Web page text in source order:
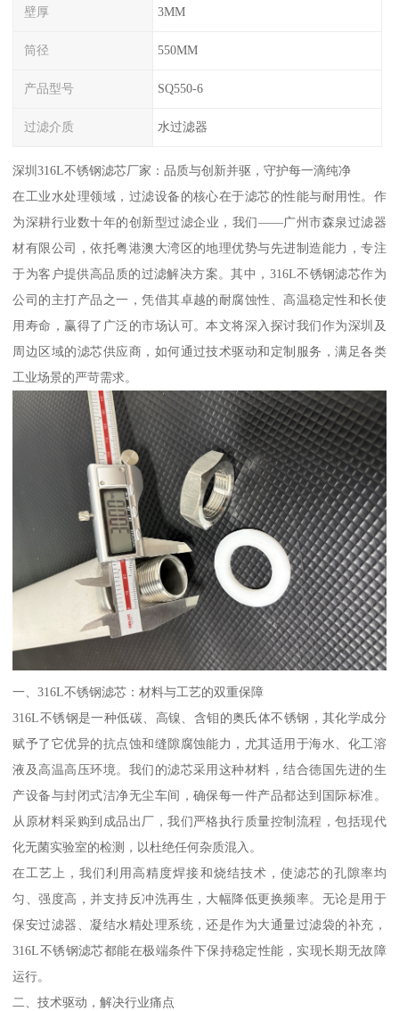
壁厚 3MM
筒径 550MM
产品型号 SQ550-6
过滤介质 水过滤器
深圳316L不锈钢滤芯厂家：品质与创新并驱，守护每一滴纯净
在工业水处理领域，过滤设备的核心在于滤芯的性能与耐用性。作
为深耕行业数十年的创新型过滤企业，我们——广州市森泉过滤器
材有限公司，依托粤港澳大湾区的地理优势与先进制造能力，专注
于为客户提供高品质的过滤解决方案。其中，316L不锈钢滤芯作为
公司的主打产品之一，凭借其卓越的耐腐蚀性、高温稳定性和长使
用寿命，赢得了广泛的市场认可。本文将深入探讨我们作为深圳及
周边区域的滤芯供应商，如何通过技术驱动和定制服务，满足各类
工业场景的严苛需求。
一、316L不锈钢滤芯：材料与工艺的双重保障
316L不锈钢是一种低碳、高镍、含钼的奥氏体不锈钢，其化学成分
赋予了它优异的抗点蚀和缝隙腐蚀能力，尤其适用于海水、化工溶
液及高温高压环境。我们的滤芯采用这种材料，结合德国先进的生
产设备与封闭式洁净无尘车间，确保每一件产品都达到国际标准。
从原材料采购到成品出厂，我们严格执行质量控制流程，包括现代
化无菌实验室的检测，以杜绝任何杂质混入。
在工艺上，我们利用高精度焊接和烧结技术，使滤芯的孔隙率均
匀、强度高，并支持反冲洗再生，大幅降低更换频率。无论是用于
保安过滤器、凝结水精处理系统，还是作为大通量过滤袋的补充，
316L不锈钢滤芯都能在极端条件下保持稳定性能，实现长期无故障
运行。
二、技术驱动，解决行业痛点